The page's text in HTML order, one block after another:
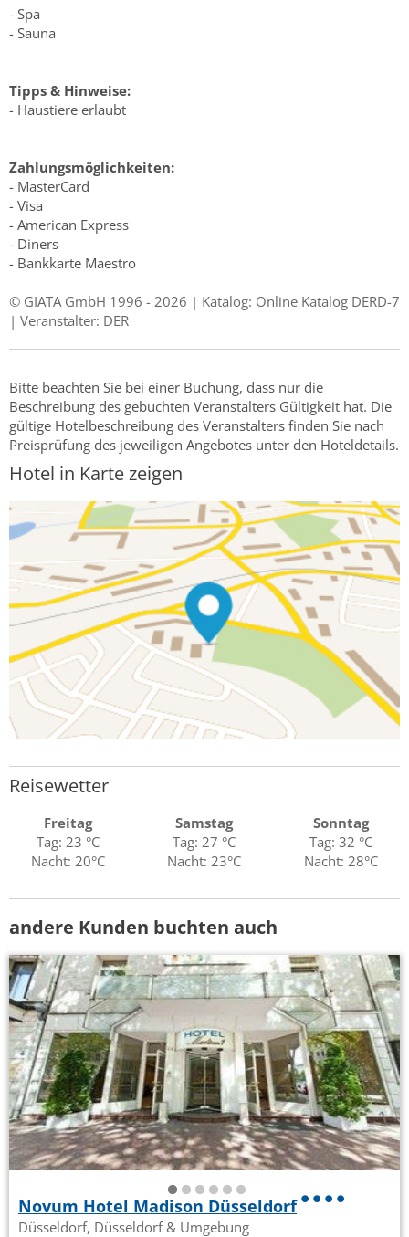
- Spa
- Sauna
Tipps & Hinweise:
- Haustiere erlaubt
Zahlungsmöglichkeiten:
- MasterCard
- Visa
- American Express
- Diners
- Bankkarte Maestro
© GIATA GmbH 1996 - 2026 | Katalog: Online Katalog DERD-7
| Veranstalter: DER
Bitte beachten Sie bei einer Buchung, dass nur die
Beschreibung des gebuchten Veranstalters Gültigkeit hat. Die
gültige Hotelbeschreibung des Veranstalters finden Sie nach
Preisprüfung des jeweiligen Angebotes unter den Hoteldetails.
Hotel in Karte zeigen
Reisewetter
Freitag
Tag: 23 °C
Nacht: 20°C
Samstag
Tag: 27 °C
Nacht: 23°C
Sonntag
Tag: 32 °C
Nacht: 28°C
andere Kunden buchten auch
Novum Hotel Madison Düsseldorf
Düsseldorf, Düsseldorf & Umgebung